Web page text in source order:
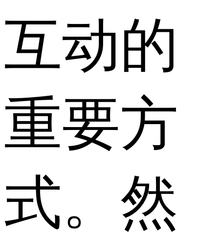
互动的
重要方
式。然